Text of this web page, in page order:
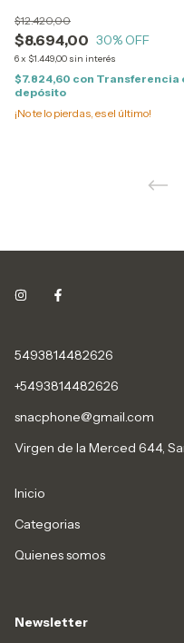
$8.694,00
$12.420,00
30% OFF
6x $1.449,00 sin interés
$7.824,60 con Transferencia
depósito
¡No te lo pierdas, es el último!
5493814482626
+5493814482626
snacphone@gmail.com
Virgen de la Merced 644,
Inicio
Categorias
Quienes somos
Newsletter